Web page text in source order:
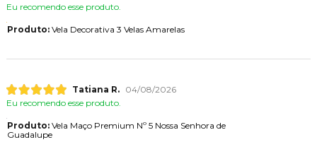
Eu recomendo esse produto.
Produto:Vela Decorativa 3 Velas Amarelas
Tatiana R.
04/08/2026
Eu recomendo esse produto.
Produto:Vela Maço Premium Nº 5 Nossa Senhora de
Guadalupe